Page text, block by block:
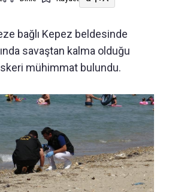
bağlı Kepez beldesinde
savaştan kalma olduğu
mühimmat bulundu.